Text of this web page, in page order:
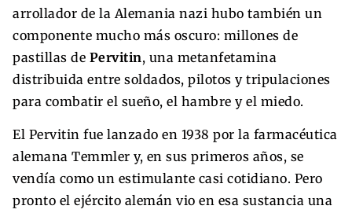
arrollador de la Alemania nazi hubo también un
componente mucho más oscuro: millones de
pastillas de Pervitin, una metanfetamina
distribuida entre soldados, pilotos y tripulaciones
para combatir el sueño, el hambre y el miedo.
El Pervitin fue lanzado en 1938 por la farmacéutica
alemana Temmler y, en sus primeros años, se
vendía como un estimulante casi cotidiano. Pero
pronto el ejército alemán vio en esa sustancia una